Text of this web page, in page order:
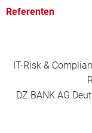
Referenten
IT-Risk &
DZ BANK AG